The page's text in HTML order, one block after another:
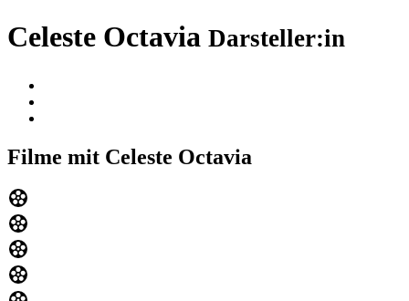
Celeste Octavia Darsteller:in
Filme mit Celeste Octavia